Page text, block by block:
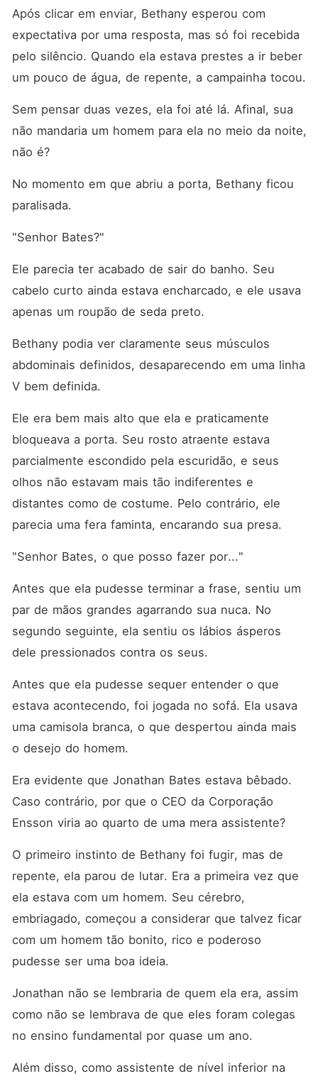
Após clicar em enviar, Bethany esperou com
expectativa por uma resposta, mas só foi recebida
pelo silêncio. Quando ela estava prestes a ir beber
Sem pensar duas vezes, ela foi até lá. Afinal, sua
não mandaria um homem para ela no meio da noite,
não é?
No momento em que abriu a porta, Bethany ficou
paralisada.
"Senhor Bates?"
Ele parecia ter acabado de sair do banho. Seu
cabelo curto ainda estava encharcado, e ele usava
apenas um roupão de seda preto.
Bethany podia ver claramente seus músculos
abdominais definidos, desaparecendo em uma linha
V bem definida.
Ele era bem mais alto que ela e praticamente
bloqueava a porta. Seu rosto atraente estava
parcialmente escondido pela escuridão, e seus
olhos não estavam mais tão indiferentes e
distantes como de costume. Pelo contrário, ele
parecia uma fera faminta, encarando sua presa.
"Senhor Bates, o que posso fazer por..."
Antes que ela pudesse terminar a frase, sentiu um
par de mãos grandes agarrando sua nuca. No
segundo seguinte, ela sentiu os lábios ásperos
dele pressionados contra os seus.
Antes que ela pudesse sequer entender o que
estava acontecendo, foi jogada no sofá. Ela usava
uma camisola branca, o que despertou ainda mais
o desejo do homem.
Era evidente que Jonathan Bates estava bêbado.
Caso contrário, por que o CEO da Corporação
Ensson viria ao quarto de uma mera assistente?
O primeiro instinto de Bethany foi fugir, mas de
repente, ela parou de lutar. Era a primeira vez que
ela estava com um homem. Seu cérebro,
embriagado, começou a considerar que talvez ficar
com um homem tão bonito, rico e poderoso
pudesse ser uma boa ideia.
Jonathan não se lembraria de quem ela era, assim
como não se lembrava de que eles foram colegas
no ensino fundamental por quase um ano.
Além disso, como assistente de nível inferior na